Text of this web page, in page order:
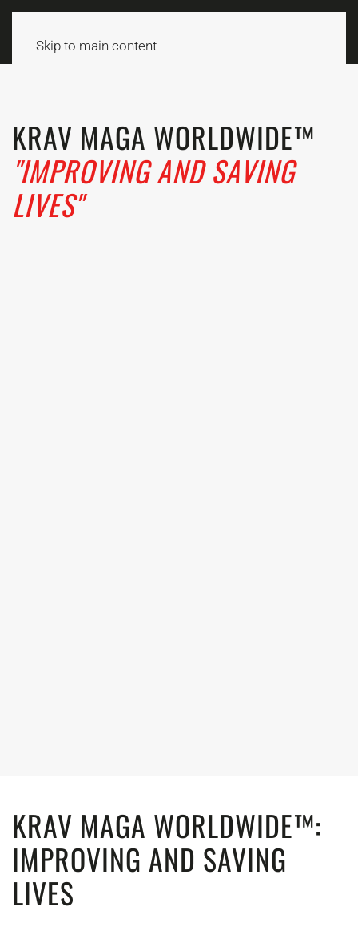
Skip to main content
KRAV MAGA WORLDWIDE™
"IMPROVING AND SAVING
LIVES"
KRAV MAGA WORLDWIDE™:
IMPROVING AND SAVING
LIVES